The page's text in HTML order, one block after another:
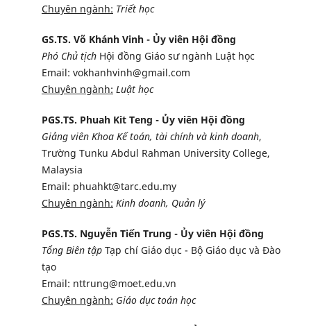
Chuyên ngành: Triết học
GS.TS. Võ Khánh Vinh - Ủy viên Hội đồng
Phó Chủ tịchHội đồng Giáo sư ngành Luật học
Email: vokhanhvinh@gmail.com
Chuyên ngành: Luật học
PGS.TS. Phuah Kit Teng - Ủy viên Hội đồng
Giảng viên Khoa Kế toán, tài chính và kinh doanh,
Trường Tunku Abdul Rahman University College,
Malaysia
Email: phuahkt@tarc.edu.my
Chuyên ngành: Kinh doanh, Quản lý
PGS.TS. Nguyễn Tiến Trung - Ủy viên Hội đồng
Tổng Biên tậpTạp chí Giáo dục - Bộ Giáo dục và Đào
tạo
Email: nttrung@moet.edu.vn
Chuyên ngành: Giáo dục toán học